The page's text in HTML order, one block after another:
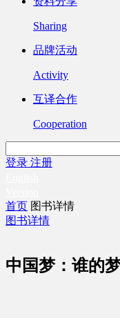
Sharing
品牌活动
Activity
互译合作
Cooperation
登录 注册
首页 图书详情
图书详情
中国梦：谁的